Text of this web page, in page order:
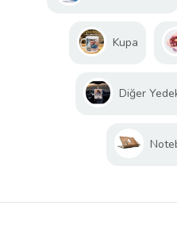
Kupa
Diğer